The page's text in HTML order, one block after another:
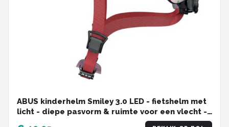
ABUS kinderhelm Smiley 3.0 LED - fietshelm met
licht - diepe pasvorm & ruimte voor een vlecht -
voor meisjes en jongens - roze met